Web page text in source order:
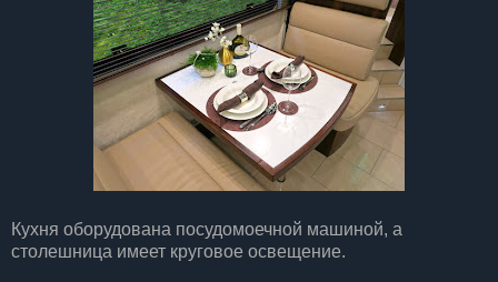
Кухня оборудована посудомоечной машиной, а
столешница имеет круговое освещение.